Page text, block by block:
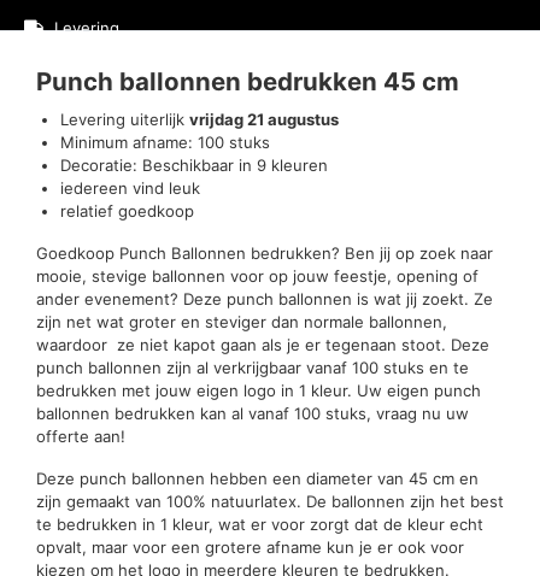
Levering
Punch ballonnen bedrukken 45 cm
Levering uiterlijk vrijdag 21 augustus
Minimum afname: 100 stuks
Decoratie: Beschikbaar in 9 kleuren
iedereen vind leuk
relatief goedkoop
Goedkoop Punch Ballonnen bedrukken? Ben jij op zoek naar
mooie, stevige ballonnen voor op jouw feestje, opening of
ander evenement? Deze punch ballonnen is wat jij zoekt. Ze
zijn net wat groter en steviger dan normale ballonnen,
waardoor ze niet kapot gaan als je er tegenaan stoot. Deze
punch ballonnen zijn al verkrijgbaar vanaf 100 stuks en te
bedrukken met jouw eigen logo in 1 kleur. Uw eigen punch
ballonnen bedrukken kan al vanaf 100 stuks, vraag nu uw
offerte aan!
Deze punch ballonnen hebben een diameter van 45 cm en
zijn gemaakt van 100% natuurlatex. De ballonnen zijn het best
te bedrukken in 1 kleur, wat er voor zorgt dat de kleur echt
opvalt, maar voor een grotere afname kun je er ook voor
kiezen om het logo in meerdere kleuren te bedrukken.